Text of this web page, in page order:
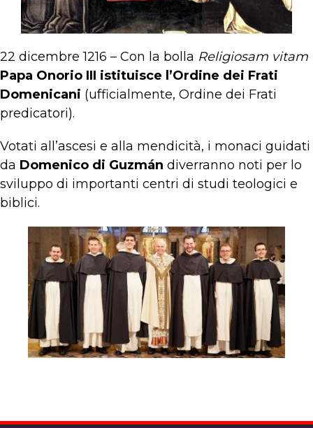
22 dicembre 1216 – Con la bolla Religiosam vitam
Papa Onorio III istituisce l’Ordine dei Frati
Domenicani (ufficialmente, Ordine dei Frati
predicatori).
Votati all’ascesi e alla mendicità, i monaci guidati
da Domenico di Guzmán diverranno noti per lo
sviluppo di importanti centri di studi teologici e
biblici.